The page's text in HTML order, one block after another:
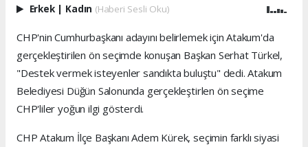
Erkek | Kadın (Haberi Sesli Oku)
CHP'nin Cumhurbaşkanı adayını belirlemek için Atakum'da
gerçekleştirilen ön seçimde konuşan Başkan Serhat Türkel,
"Destek vermek isteyenler sandıkta buluştu" dedi. Atakum
Belediyesi Düğün Salonunda gerçekleştirlen ön seçime
CHP'liler yoğun ilgi gösterdi.
CHP Atakum İlçe Başkanı Adem Kürek, seçimin farklı siyasi